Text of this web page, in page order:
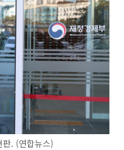
. (연합뉴스)